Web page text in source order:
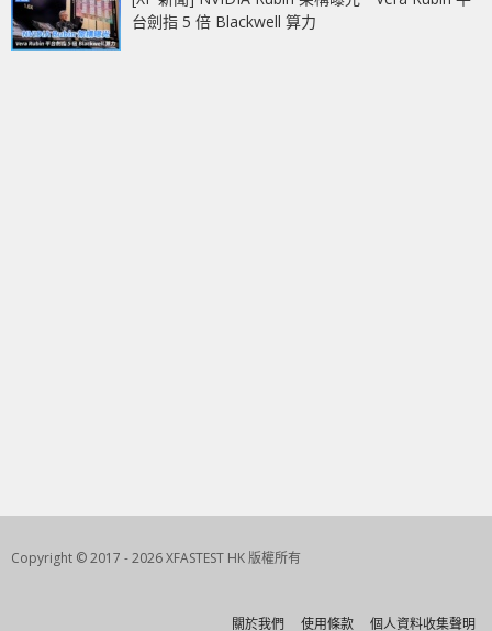
台劍指 5 倍 Blackwell 算力
Copyright © 2017 - 2026 XFASTEST HK 版權所有
關於我們 使用條款 個人資料收集聲明